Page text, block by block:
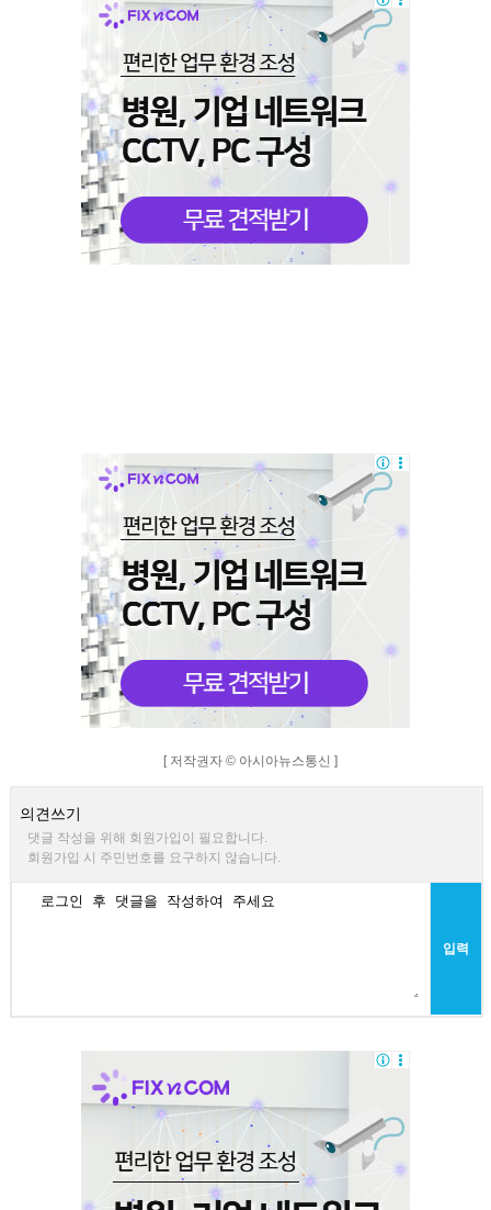
[ 저작권자 © 아시아뉴스통신 ]
의견쓰기
댓글 작성을 위해 회원가입이 필요합니다.
회원가입 시 주민번호를 요구하지 않습니다.
입력